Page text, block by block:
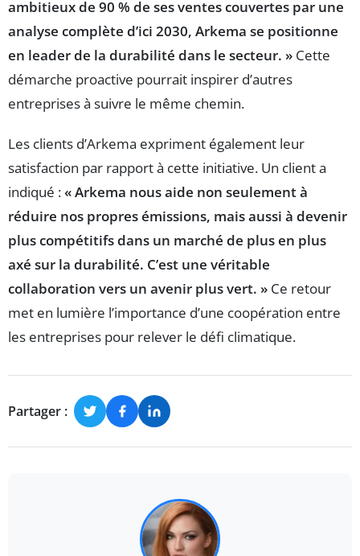
ambitieux de 90 % de ses ventes couvertes par une
analyse complète d’ici 2030, Arkema se positionne
en leader de la durabilité dans le secteur. » Cette
démarche proactive pourrait inspirer d’autres
entreprises à suivre le même chemin.
Les clients d’Arkema expriment également leur
satisfaction par rapport à cette initiative. Un client a
indiqué :« Arkema nous aide non seulement à
réduire nos propres émissions, mais aussi à devenir
plus compétitifs dans un marché de plus en plus
axé sur la durabilité. C’est une véritable
collaboration vers un avenir plus vert. » Ce retour
met en lumière l’importance d’une coopération entre
les entreprises pour relever le défi climatique.
Partager :